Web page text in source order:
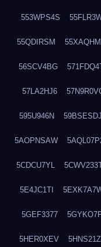
553WPS4S
55QDIRSM
56SCV4BG
57LA2HJ6
595U946N 59BSESDJ
5AOPNSAW
5CDCU7YL
5E4JC1TI
5GEF3377
5HER0XEV